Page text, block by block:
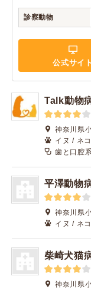
診察動物
公式サイト
Talk動物
神奈川県
イヌ / ネコ
歯と口腔
平澤動物
神奈川県
イヌ / ネ
柴崎犬猫
神奈川県